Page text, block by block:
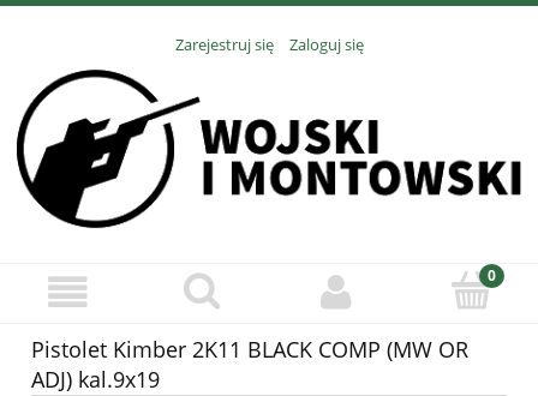
Zarejestruj się Zaloguj się
Pistolet Kimber 2K11 BLACK COMP (MW OR
ADJ) kal.9x19